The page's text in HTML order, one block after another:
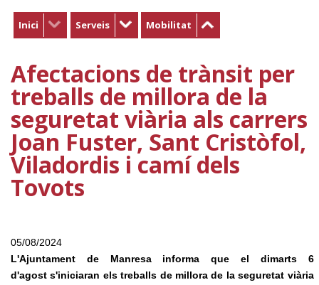
Inici Serveis Mobilitat
Afectacions de trànsit per
treballs de millora de la
seguretat viària als carrers
Joan Fuster, Sant Cristòfol,
Viladordis i camí dels
Tovots
05/08/2024
L'Ajuntament de Manresa informa que el dimarts 6
d'agost s'iniciaran els treballs de millora de la seguretat viària